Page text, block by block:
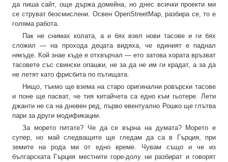
да пиша сайт, още държа домейна, но днес всички проекти ми
се струват безсмислени. Освен OpenStreetMap, разбира се, то е
голяма работа.
Пак не снимах колата, а и бях взел нови тасове и ги бях
сложил — на прохода децата видяха, че единият е паднал
някъде. Кой знае къде е отхвърчал — ето затова хората връзват
тасовете със свински опашки, не за да не им ги крадат, а за да
не летят като фрисбита по пътищата.
Нищо, тъкмо ще взема на старо оригинални ровърски тасове
и поне ще пасват, че тия китайчета са едно към гьотере. Лети
джанти не са на дневен ред, първо евентуално Рошко ще глътва
пари за други модификации.
За морето питате? Че да се върна на думата? Морето е
супер, но май следващите ще гледам да са в Гърция, при
земите на рода ми от едно време. Чувам също и че из
българската Гърция местните горе-долу ни разбират и говорят